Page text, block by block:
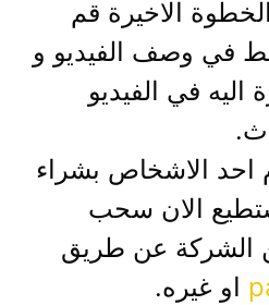
الاخيرة قم
في وصف الفيديو و
اليه في الفيديو
احد الاشخاص بشراء
الان سحب
الشركة عن طريق
او غيره.